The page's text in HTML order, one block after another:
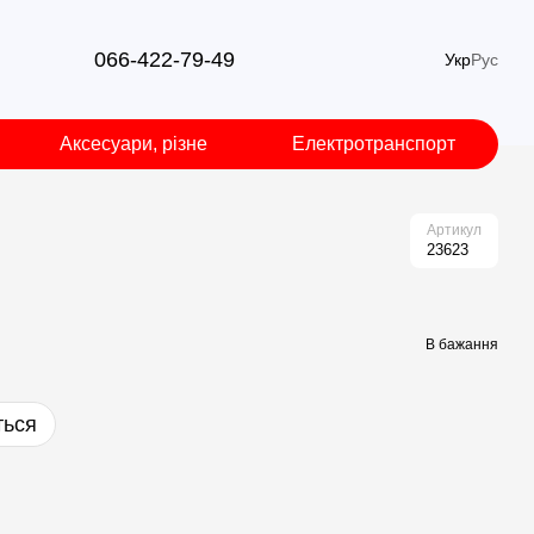
066-422-79-49 УкрРус
Аксесуари, різне Електротранспорт
Артикул
23623
В бажання